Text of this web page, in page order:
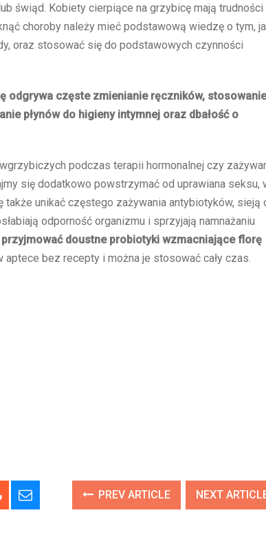
świąd. Kobiety cierpiące na grzybicę mają trudności
choroby należy mieć podstawową wiedzę o tym,
oraz stosować się do podstawowych czynności
odgrywa częste zmienianie ręczników, stosowanie
płynów do higieny intymnej oraz dbałość o
podczas terapii hormonalnej czy
się dodatkowo powstrzymać od uprawiana seksu,
unikać częstego zażywania antybiotyków, sieją
odporność organizmu i sprzyjają namnażaniu
doustne probiotyki wzmacniające florę
aptece bez recepty i można je stosować cały czas.
PREV ARTICLE NEXT